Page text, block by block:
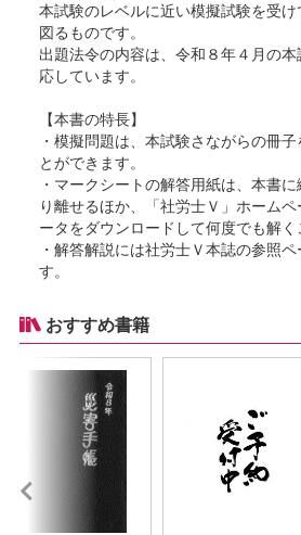
本試験のレベルに近い模擬試験を受
図るものです。
出題法令の内容は、令和８年４月の
応しています。
【本書の特長】
・模擬問題は、本試験さながらの冊
とができます。
・マークシートの解答用紙は、本書
り離せるほか、「社労士Ｖ」ホーム
ータをダウンロードして何度でも解
・解答解説には社労士Ｖ本誌の参照
す。
おすすめ書籍